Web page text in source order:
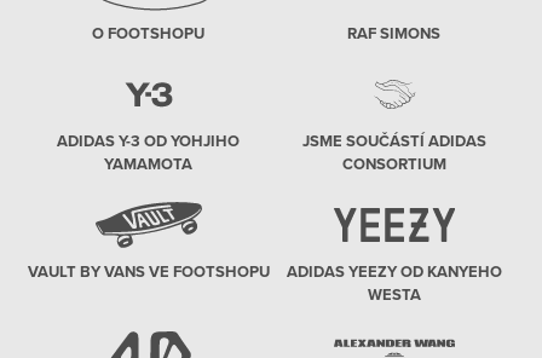
O FOOTSHOPU RAF SIMONS
ADIDAS Y-3 OD YOHJIHO
YAMAMOTA
JSME SOUČÁSTÍ ADIDAS
CONSORTIUM
VAULT BY VANS VE FOOTSHOPU
ADIDAS YEEZY OD KANYEHO
WESTA